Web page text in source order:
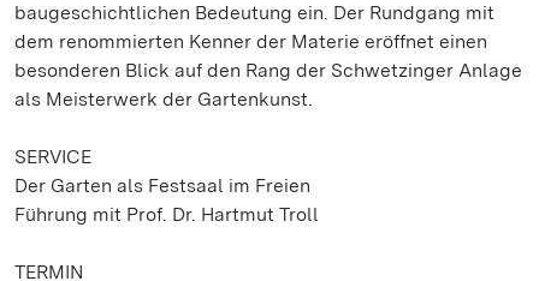
baugeschichtlichen Bedeutung ein. Der Rundgang mit
dem renommierten Kenner der Materie eröffnet einen
besonderen Blick auf den Rang der Schwetzinger Anlage
als Meisterwerk der Gartenkunst.
SERVICE
Der Garten als Festsaal im Freien
Führung mit Prof. Dr. Hartmut Troll
TERMIN